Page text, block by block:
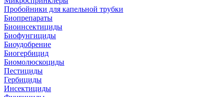
Пробойники для капельной трубки
Биопрепараты
Биоинсектициды
Биофунгициды
Биоудобрение
Биогербицид
Биомолюскоциды
Пестициды
Гербициды
Инсектициды